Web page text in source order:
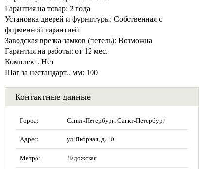
Гарантия на товар: 2 года
Установка дверей и фурнитуры: Собственная с
фирменной гарантией
Заводская врезка замков (петель): Возможна
Гарантия на работы: от 12 мес.
Комплект: Нет
Шаг за нестандарт,, мм: 100
Контактные данные
Город: Санкт-Петербург, Санкт-Петербург
Адрес: ул. Якорная, д. 10
Метро: Ладожская